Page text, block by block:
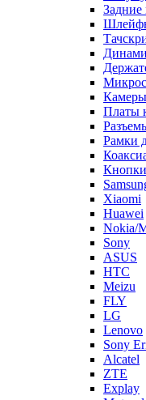
Камеры
Платы
Рамки
Кнопки
Xiaomi
Huawei
Nokia/
Sony
ASUS
HTC
Meizu
FLY
LG
Lenovo
Sony
Alcatel
ZTE
Explay